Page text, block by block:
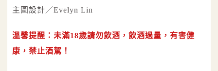
主圖設計／Evelyn Lin
溫馨提醒：未滿18歲請勿飲酒，飲酒過量，有害健
康，禁止酒駕！